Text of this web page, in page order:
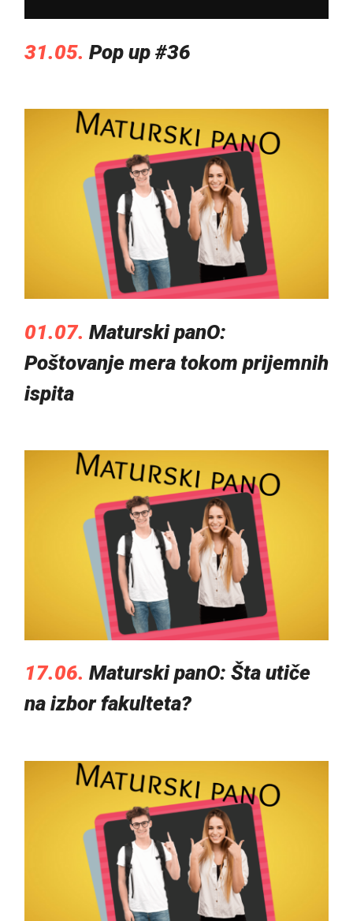
31.05. Pop up #36
01.07. Maturski panO:
Poštovanje mera tokom prijemnih
ispita
17.06. Maturski panO: Šta utiče
na izbor fakulteta?